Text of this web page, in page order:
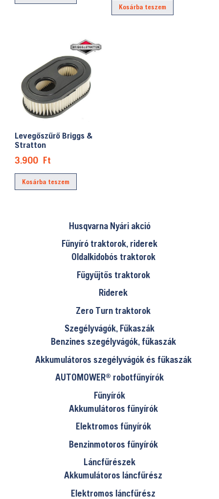
Kosárba teszem
Levegőszűrő Briggs &
Stratton
3.900 Ft
Kosárba teszem
Husqvarna Nyári akció
Fűnyíró traktorok, riderek
Oldalkidobós traktorok
Fűgyűjtős traktorok
Riderek
Zero Turn traktorok
Szegélyvágók, Fűkaszák
Benzines szegélyvágók, fűkaszák
Akkumulátoros szegélyvágók és fűkaszák
AUTOMOWER® robotfűnyírók
Fűnyírók
Akkumulátoros fűnyírók
Elektromos fűnyírók
Benzinmotoros fűnyírók
Láncfűrészek
Akkumulátoros láncfűrész
Elektromos láncfűrész